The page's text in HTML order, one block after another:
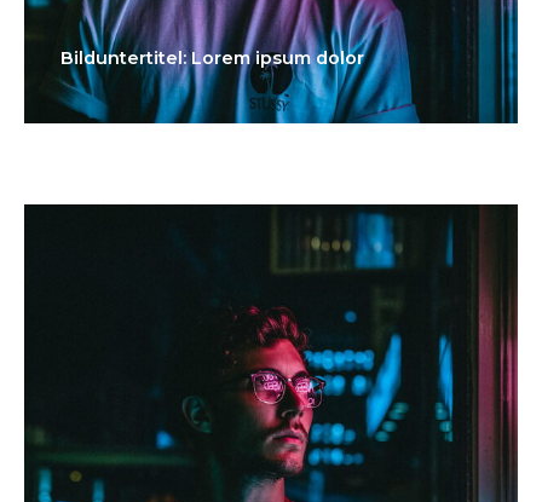
Bilduntertitel: Lorem ipsum dolor